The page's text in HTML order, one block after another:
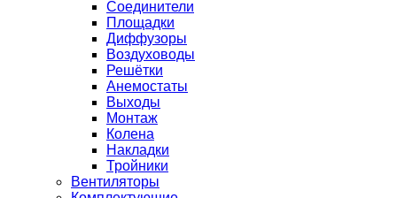
Соединители
Площадки
Диффузоры
Воздуховоды
Решётки
Анемостаты
Выходы
Монтаж
Колена
Накладки
Тройники
Вентиляторы